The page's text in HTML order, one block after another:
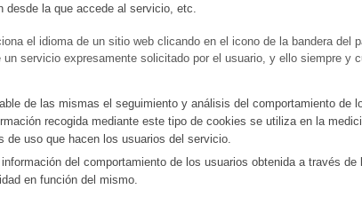
la que accede al servicio, etc.
el idioma de un sitio web clicando en el icono de la bandera del
servicio expresamente solicitado por el usuario, y ello siempre y
de las mismas el seguimiento y análisis del comportamiento de
recogida mediante este tipo de cookies se utiliza en la
uso que hacen los usuarios del servicio.
del comportamiento de los usuarios obtenida a través
en función del mismo.